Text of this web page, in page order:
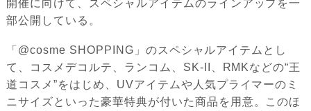
開催に向けて、スペシャルアイテムのラインアップを一
部公開している。
「@cosme SHOPPING」のスペシャルアイテムとし
て、コスメデコルテ、ランコム、SK-II、RMKなどの“王
道コスメ”をはじめ、UVアイテムや人気プライマーのミ
ニサイズといった豪華特典が付いた商品を用意。このほ